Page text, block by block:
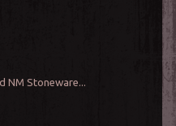
NM Stoneware...